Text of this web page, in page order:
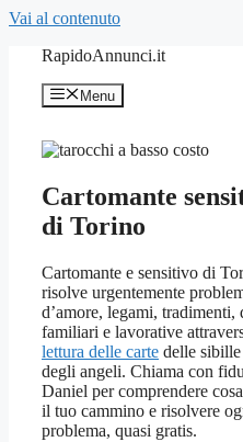
Vai al contenuto
RapidoAnnunci.it
Menu
Cartomante
di Torino
Cartomante e sensitivo di
risolve urgentemente
d’amore, legami, tradimenti,
familiari e lavorative
lettura delle carte delle sibille
degli angeli. Chiama con
Daniel per comprendere
il tuo cammino e risolvere
problema, quasi gratis.